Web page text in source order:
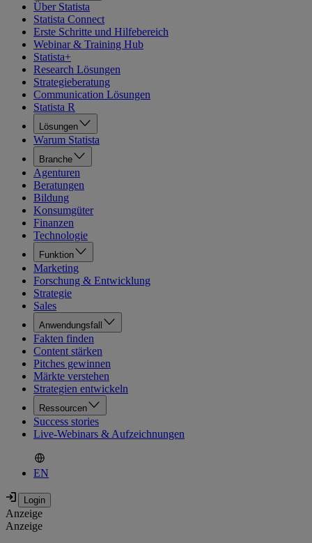
Über Statista
Statista Connect
Erste Schritte und Hilfebereich
Webinar & Training Hub
Statista+
Research Lösungen
Strategieberatung
Communication Lösungen
Statista R
Lösungen
Warum Statista
Branche
Agenturen
Beratungen
Bildung
Konsumgüter
Finanzen
Technologie
Funktion
Marketing
Forschung & Entwicklung
Strategie
Sales
Anwendungsfall
Fakten finden
Content stärken
Pitches gewinnen
Märkte verstehen
Strategien entwickeln
Ressourcen
Success stories
Live-Webinars & Aufzeichnungen
EN
Anzeige
Anzeige